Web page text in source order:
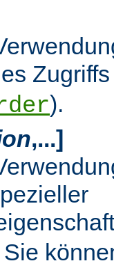
).
,...]